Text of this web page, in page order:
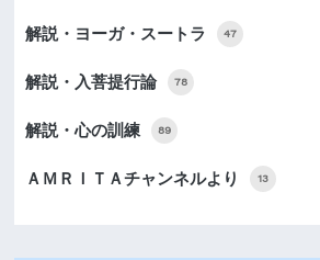
解説・ヨーガ・スートラ 47
解説・入菩提行論 78
解説・心の訓練 89
ＡＭＲＩＴＡチャンネルより 13